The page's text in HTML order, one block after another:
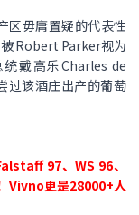
区毋庸置疑的代表性
被Robert Parker视为
戴高乐Charles de
过该酒庄出产的葡萄
97、WS 96、
Vivno更是28000+人